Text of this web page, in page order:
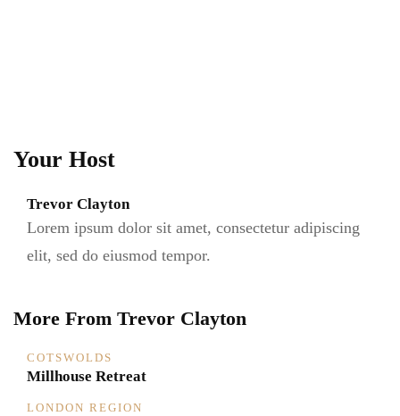
Your Host
Trevor Clayton
Lorem ipsum dolor sit amet, consectetur adipiscing
elit, sed do eiusmod tempor.
More From Trevor Clayton
COTSWOLDS
Millhouse Retreat
LONDON REGION